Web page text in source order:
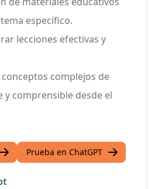
específico.
lecciones efectivas y
complejos de
y comprensible desde el
Prueba en ChatGPT